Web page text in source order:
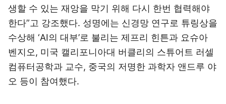
생할 수 있는 재앙을 막기 위해 다시 한번 협력해야
한다”고 강조했다. 성명에는 신경망 연구로 튜링상을
수상해 ‘AI의 대부’로 불리는 제프리 힌튼과 요슈아
벤지오, 미국 캘리포니아대 버클리의 스튜어트 러셀
컴퓨터공학과 교수, 중국의 저명한 과학자 앤드루 야
오 등이 참여했다.